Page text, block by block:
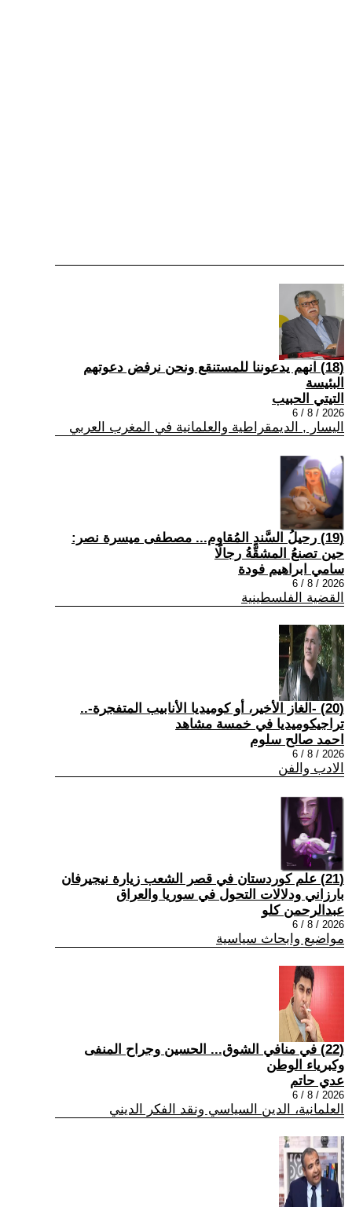
(18) انهم يدعوننا للمستنقع ونحن نرفض دعوتهم
البئيسة
التيتي الحبيب
2026 / 8 / 6
اليسار , الديمقراطية والعلمانية في المغرب العربي
(19) رحيلُ السَّندِ المُقاوم... مصطفى ميسرة نصر:
حين تصنعُ المشقَّةُ رجالًا
سامي ابراهيم فودة
2026 / 8 / 6
القضية الفلسطينية
(20) -الغاز الأخير، أو كوميديا الأنابيب المتفجرة-..
تراجيكوميديا في خمسة مشاهد
احمد صالح سلوم
2026 / 8 / 6
الادب والفن
(21) علم كوردستان في قصر الشعب زيارة نيجيرفان
بارزاني ودلالات التحول في سوريا والعراق
عبدالرحمن كلو
2026 / 8 / 6
مواضيع وابحاث سياسية
(22) في منافي الشوق... الحسين وجراح المنفى
وكبرياء الوطن
عدي حاتم
2026 / 8 / 6
العلمانية، الدين السياسي ونقد الفكر الديني